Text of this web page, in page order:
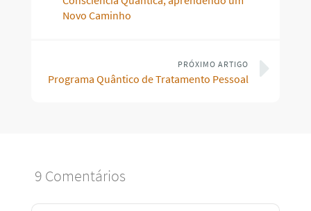
Novo Caminho
PRÓXIMO ARTIGO
Programa Quântico de Tratamento Pessoal
9 Comentários